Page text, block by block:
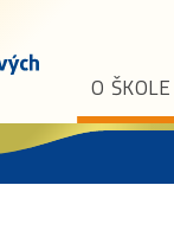
O ŠKOLE